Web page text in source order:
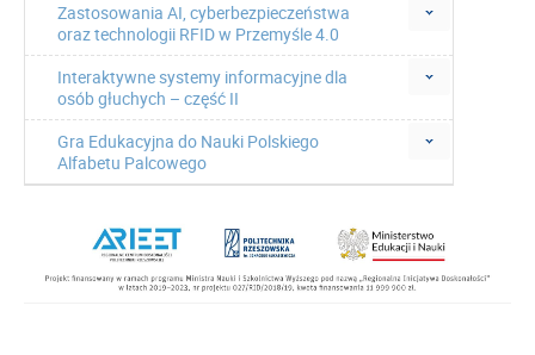
Zastosowania AI, cyberbezpieczeństwa
oraz technologii RFID w Przemyśle 4.0
Interaktywne systemy informacyjne dla
osób głuchych – część II
Gra Edukacyjna do Nauki Polskiego
Alfabetu Palcowego